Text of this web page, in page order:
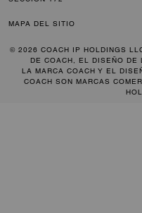
MAPA DEL SITIO
© 2026 COACH IP HOLDINGS
DE COACH, EL DISEÑO DE
LA MARCA COACH Y EL
COACH SON MARCAS